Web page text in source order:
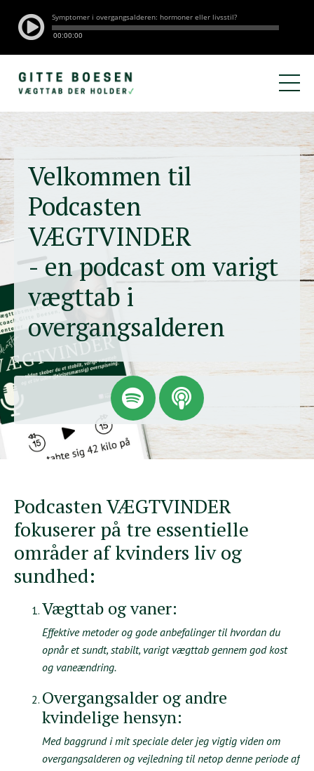
Velkommen til
Podcasten
VÆGTVINDER
- en podcast om varigt
vægttab i
overgangsalderen
Podcasten VÆGTVINDER
fokuserer på tre essentielle
områder af kvinders liv og
sundhed:
Vægttab og vaner:
Effektive metoder og gode anbefalinger til hvordan du
opnår et sundt, stabilt, varigt vægttab gennem god kost
og vaneændring.
Overgangsalder og andre
kvindelige hensyn:
Med baggrund i mit speciale deler jeg vigtig viden om
overgangsalderen og vejledning til netop denne periode af